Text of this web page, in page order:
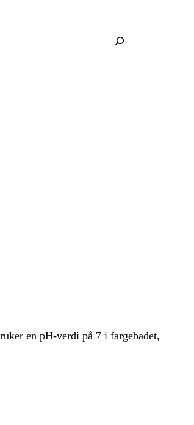
Søk
en pH-verdi på 7 i fargebadet,